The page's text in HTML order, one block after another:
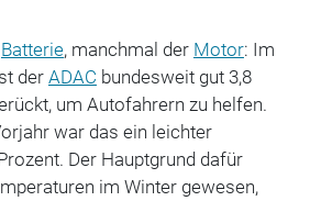
Batterie, manchmal der Motor: Im
derADAC bundesweit gut 3,8
um Autofahrern zu helfen.
war das ein leichter
Der Hauptgrund dafür
im Winter gewesen,